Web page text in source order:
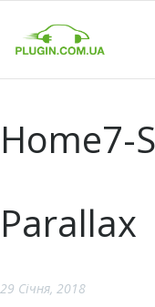
Home7-
Parallax
29 Січня, 2018